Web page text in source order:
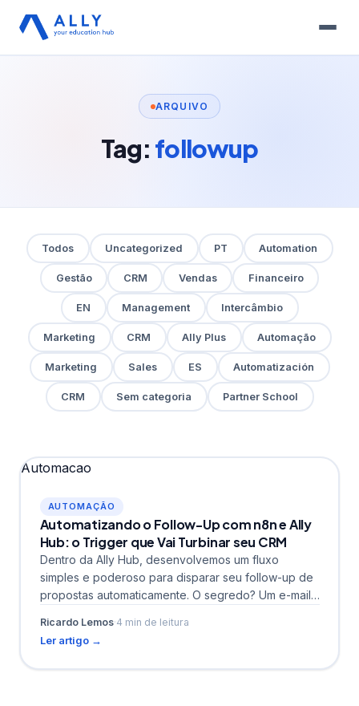
ARQUIVO
Tag: followup
Todos Uncategorized PT Automation
Gestão CRM Vendas Financeiro
EN Management Intercâmbio
Marketing CRM Ally Plus Automação
Marketing Sales ES Automatización
CRM Sem categoria Partner School
Automacao
AUTOMAÇÃO
Automatizando o Follow-Up com n8n e Ally
Hub: o Trigger que Vai Turbinar seu CRM
Dentro da Ally Hub, desenvolvemos um fluxo
simples e poderoso para disparar seu follow-up de
propostas automaticamente. O segredo? Um e-mail
Ricardo Lemos·4 min de leitura
Ler artigo →